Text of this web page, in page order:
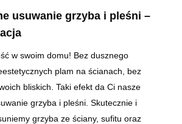
usuwanie grzyba i pleśni –
w swoim domu! Bez dusznego
plam na ścianach, bez
bliskich. Taki efekt da Ci nasze
grzyba i pleśni. Skutecznie i
grzyba ze ściany, sufitu oraz